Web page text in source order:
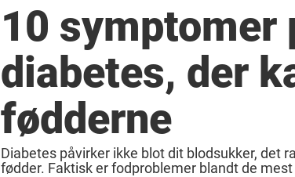
10 symptomer
diabetes, der
fødderne
Diabetes påvirker ikke blot dit blodsukker, det
fødder. Faktisk er fodproblemer blandt de